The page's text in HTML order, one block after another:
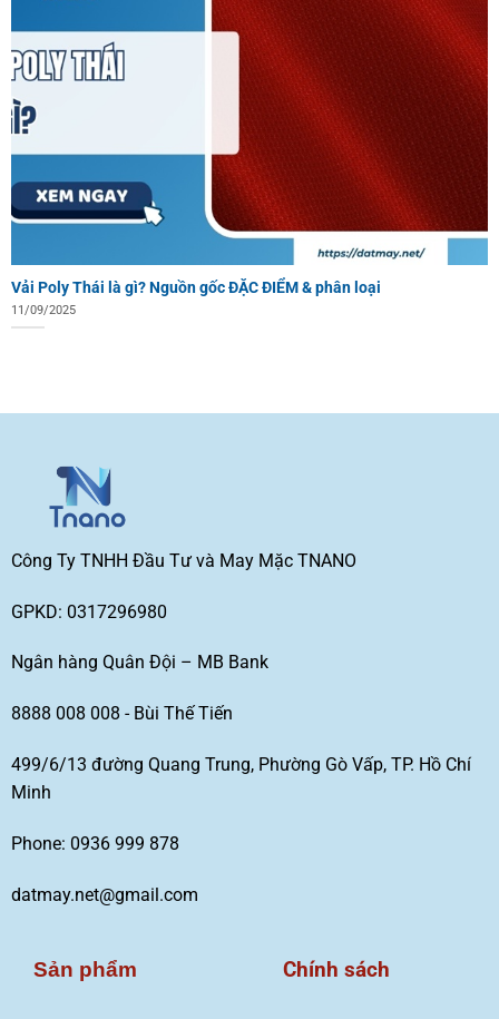
Vải Poly Thái là gì? Nguồn gốc ĐẶC ĐIỂM & phân loại
11/09/2025
Công Ty TNHH Đầu Tư và May Mặc TNANO
GPKD: 0317296980
Ngân hàng Quân Đội – MB Bank
8888 008 008 - Bùi Thế Tiến
499/6/13 đường Quang Trung, Phường Gò Vấp, TP. Hồ Chí
Minh
Phone: 0936 999 878
datmay.net@gmail.com
Sản phẩm Chính sách